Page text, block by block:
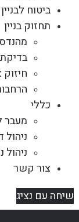
ביטוח לבניין
תחזוק בניין
בדיקת
חיזוק
כללי
מעבר
ניהול
ניהול
צור קשר
שיחה עם נציג